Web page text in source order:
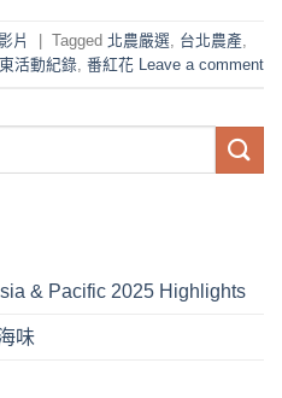
片 Tagged 北農嚴選, 台北農產,
活動紀錄, 番紅花 Leave a comment
& Pacific 2025 Highlights
味